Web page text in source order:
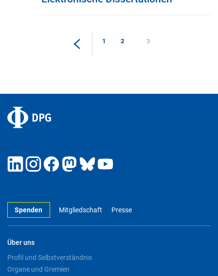
1 2 3
Spenden Mitgliedschaft Presse
Über uns
Profil und Selbstverständnis
Organe und Gremien